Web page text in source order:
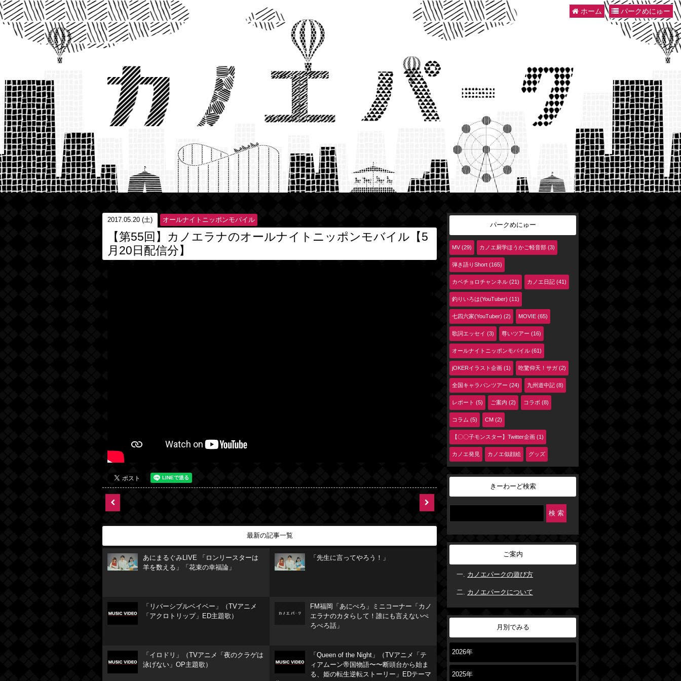
ホーム パークめにゅー
2017.05.20 (土) オールナイトニッポンモバイル
【第55回】カノエラナのオールナイトニッポンモバイル【5
月20日配信分】
最新の記事一覧
あにまるぐみLIVE 「ロンリースターは
羊を数える」「花束の幸福論」
「先生に言ってやろう！」
「リバーシブルベイベー」（TVアニメ
「アクロトリップ」ED主題歌）
FM福岡「あにぺろ」ミニコーナー「カノ
エラナのカタらして！誰にも言えないぺ
ろぺろ話」
「イロドリ」（TVアニメ「夜のクラゲは
泳げない」OP主題歌）
「Queen of the Night」（TVアニメ「テ
ィアムーン帝国物語〜〜断頭台から始ま
る、姫の転生逆転ストーリー」EDテーマ
パークめにゅー
MV (29) カノエ厨学ほうかご軽音部 (3)
弾き語りShort (165)
カベチョロチャンネル (21) カノエ日記 (41)
釣りいろは(YouTuber) (11)
七四六家(YouTuber) (2) MOVIE (65)
歌詞エッセイ (3) 尊いツアー (16)
オールナイトニッポンモバイル (61)
jOKERイラスト企画 (1) 吃驚仰天！サガ (2)
全国キャラバンツアー (24) 九州道中記 (8)
レポート (5) ご案内 (2) コラボ (8)
コラム (5) CM (2)
【〇〇子モンスター】Twitter企画 (1)
カノエ発見 カノエ似顔絵 グッズ
きーわーど検索
ご案内
カノエパークの遊び方
カノエパークについて
月別でみる
2026年
2025年